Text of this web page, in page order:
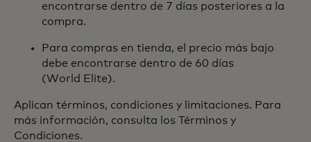
encontrarse dentro de 7 días posteriores a la
compra.
Para compras en tienda, el precio más bajo
debe encontrarse dentro de 60 días
(World Elite).
Aplican términos, condiciones y limitaciones. Para
más información, consulta los Términos y
Condiciones.